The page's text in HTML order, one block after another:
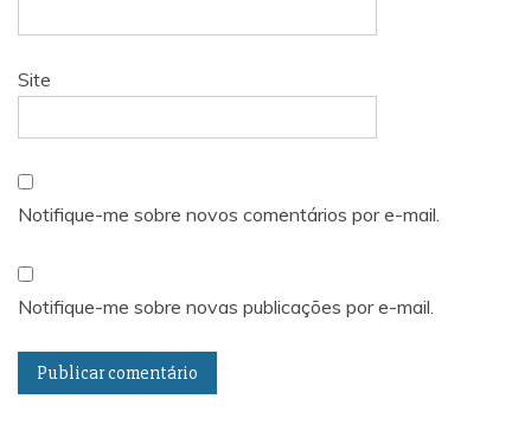
Site
Notifique-me sobre novos comentários por e-mail.
Notifique-me sobre novas publicações por e-mail.